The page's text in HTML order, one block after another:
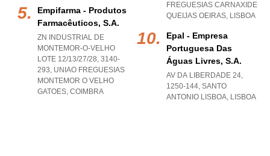
Empifarma - Produtos
Farmacêuticos, S.a.
ZN INDUSTRIAL DE
MONTEMOR-O-VELHO
LOTE 12/13/27/28, 3140-
293, UNIAO FREGUESIAS
MONTEMOR O VELHO
GATOES, COIMBRA
FREGUESIAS CARNAXIDE
QUEIJAS OEIRAS, LISBOA
Epal - Empresa
Portuguesa Das
Águas Livres, S.a.
AV DA LIBERDADE 24,
1250-144, SANTO
ANTONIO LISBOA, LISBOA